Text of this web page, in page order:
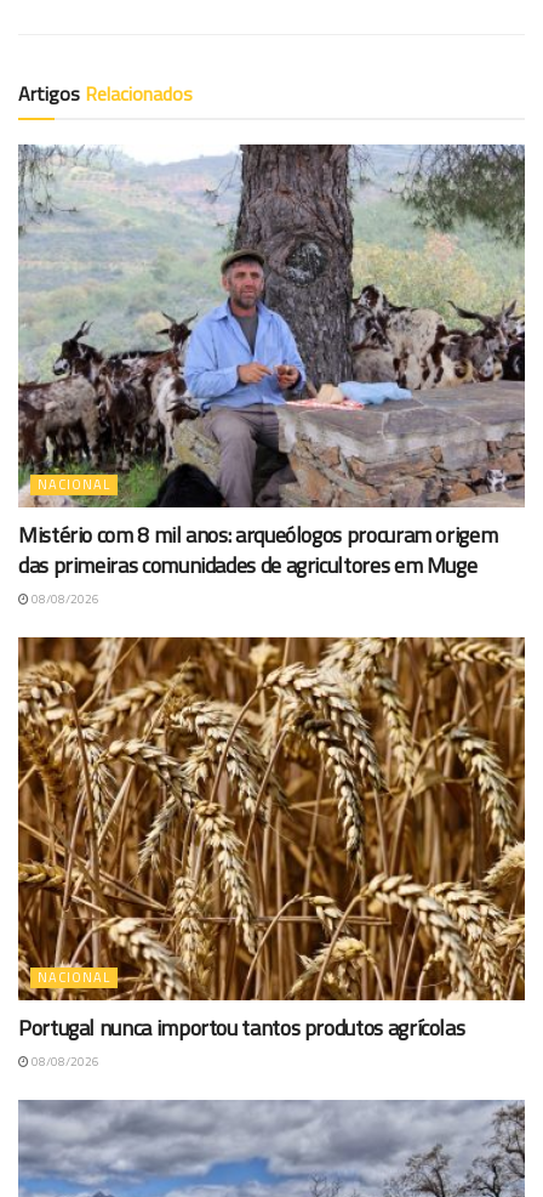
Artigos Relacionados
NACIONAL
Mistério com 8 mil anos: arqueólogos procuram origem
das primeiras comunidades de agricultores em Muge
08/08/2026
NACIONAL
Portugal nunca importou tantos produtos agrícolas
08/08/2026